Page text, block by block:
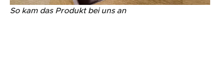
So kam das Produkt bei uns an